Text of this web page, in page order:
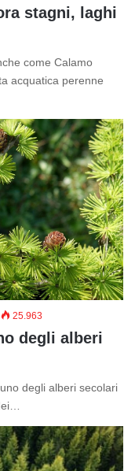
stagni, laghi
come Calamo
acquatica perenne
25.963
degli alberi
degli alberi secolari